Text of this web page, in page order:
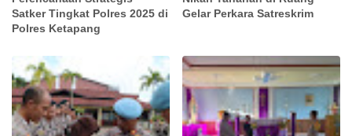
Satker Tingkat Polres 2025 di
Polres Ketapang
Gelar Perkara Satreskrim